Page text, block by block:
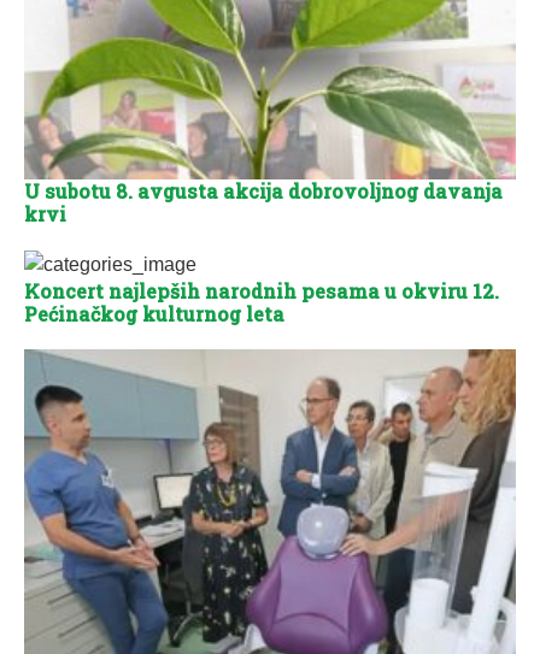
U subotu 8. avgusta akcija dobrovoljnog davanja
krvi
Koncert najlepših narodnih pesama u okviru 12.
Pećinačkog kulturnog leta